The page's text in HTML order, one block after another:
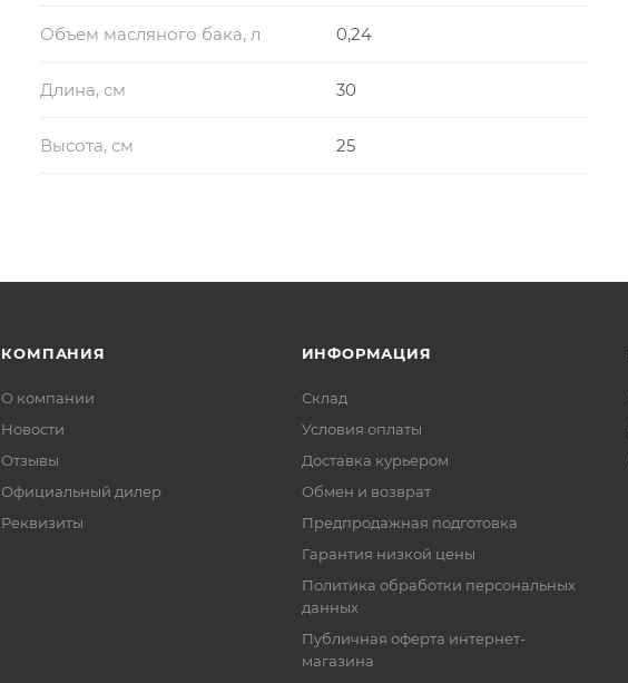
Объем масляного бака, л 0,24
Длина, см 30
Высота, см 25
КОМПАНИЯ
О компании
Новости
Отзывы
Официальный дилер
Реквизиты
ИНФОРМАЦИЯ
Склад
Условия оплаты
Доставка курьером
Обмен и возврат
Предпродажная подготовка
Гарантия низкой цены
Политика обработки персональных
данных
Публичная оферта интернет-
магазина